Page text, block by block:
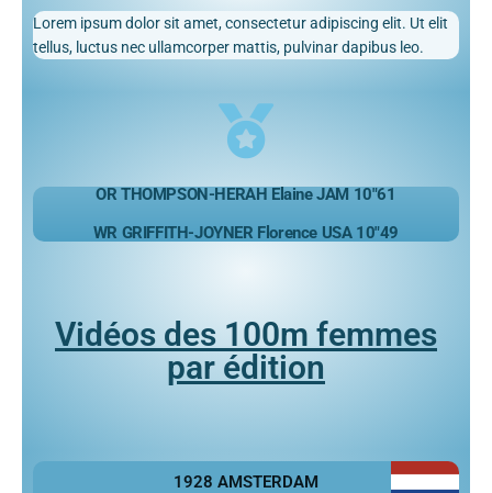
Lorem ipsum dolor sit amet, consectetur adipiscing elit. Ut elit
tellus, luctus nec ullamcorper mattis, pulvinar dapibus leo.
OR THOMPSON-HERAH Elaine JAM 10″61
WR GRIFFITH-JOYNER Florence USA 10″49
Vidéos des 100m femmes
par édition
1928 AMSTERDAM